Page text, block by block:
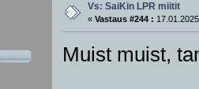
Vs: SaiKin LPR miitit
« Vastaus #244 :
Muist muist,